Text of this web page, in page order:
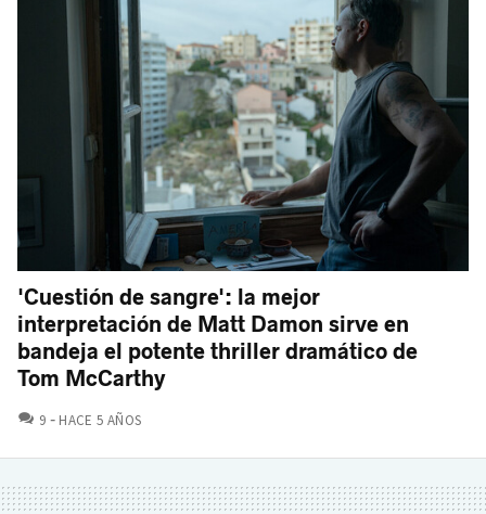
'Cuestión de sangre': la mejor
interpretación de Matt Damon sirve en
bandeja el potente thriller dramático de
Tom McCarthy
9 COMENTARIOS
HACE 5 AÑOS